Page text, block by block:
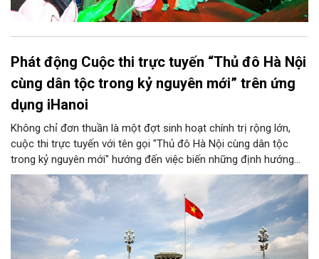
Phát động Cuộc thi trực tuyến “Thủ đô Hà Nội
cùng dân tộc trong kỷ nguyên mới” trên ứng
dụng iHanoi
Không chỉ đơn thuần là một đợt sinh hoạt chính trị rộng lớn,
cuộc thi trực tuyến với tên gọi "Thủ đô Hà Nội cùng dân tộc
trong kỷ nguyên mới" hướng đến việc biến những định hướng
chiến lược trong Nghị quyết số 02-NQ/TW của Bộ Chính trị
thành niềm tin, thành nhận thức chung của mỗi người dân.